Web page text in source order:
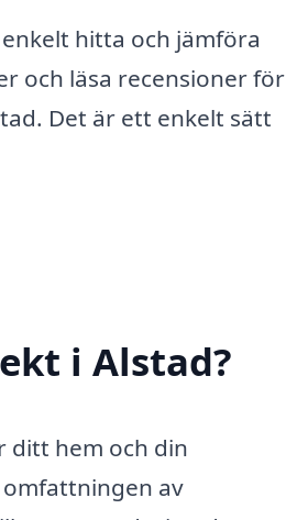
hitta och jämföra
och läsa recensioner för
Det är ett enkelt sätt
i Alstad?
ditt hem och din
av